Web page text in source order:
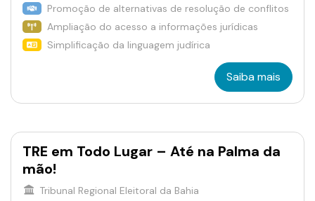
Promoção de alternativas de resolução de conflitos
Ampliação do acesso a informações jurídicas
Simplificação da linguagem judírica
Saiba mais
TRE em Todo Lugar – Até na Palma da
mão!
Tribunal Regional Eleitoral da Bahia